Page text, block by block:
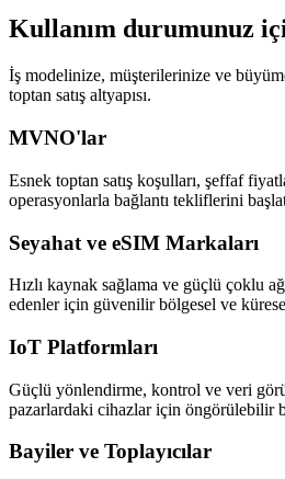
Kullanım durumunuz
İş modelinize, müşterilerinize ve
toptan satış altyapısı.
MVNO'lar
Esnek toptan satış koşulları, şeffaf
operasyonlarla bağlantı tekliflerini
Seyahat ve eSIM Markaları
Hızlı kaynak sağlama ve güçlü çoklu
edenler için güvenilir bölgesel ve
IoT Platformları
Güçlü yönlendirme, kontrol ve veri
pazarlardaki cihazlar için öngörülebilir
Bayiler ve Toplayıcılar